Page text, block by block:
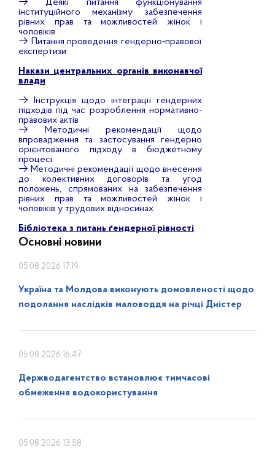
→Деякі питання функціонування
інституційного механізму забезпечення
рівних прав та можливостей жінок і
чоловіків
→
Питання проведення гендерно-правової
експертизи
Накази центральних органів виконавчої
влади
→
Інструкція щодо інтеграції гендерних
підходів під час розроблення нормативно-
правових актів
→
Методичні рекомендації щодо
впровадження та застосування гендерно
орієнтованого підходу в бюджетному
процесі
→ Методичні рекомендації щодо внесення
до колективних договорів та угод
положень, спрямованих на забезпечення
рівних прав та можливостей жінок і
чоловіків у трудових відносинах
Бібліотека з питань ґендерної рівності
Основні новини
05.08.2026 17:19
Україна та Молдова виконують домовленості щодо
подолання наслідків маловоддя на річці Дністер
05.08.2026 16:47
Держводагентство встановлює тимчасові
обмеження водокористування
05.08.2026 13:58